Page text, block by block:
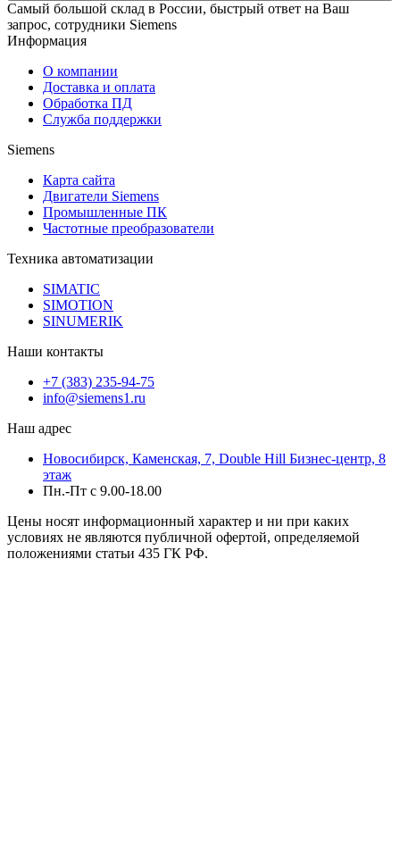
Самый большой склад в России, быстрый ответ на Ваш
запрос, сотрудники Siemens
Информация
О компании
Доставка и оплата
Обработка ПД
Служба поддержки
Siemens
Карта сайта
Двигатели Siemens
Промышленные ПК
Частотные преобразователи
Техника автоматизации
SIMATIC
SIMOTION
SINUMERIK
Наши контакты
+7 (383) 235-94-75
info@siemens1.ru
Наш адрес
Новосибирск, Каменская, 7, Double Hill ​Бизнес-центр, 8
этаж
Пн.-Пт с 9.00-18.00
Цены носят информационный характер и ни при каких
условиях не являются публичной офертой, определяемой
положениями статьи 435 ГК РФ.